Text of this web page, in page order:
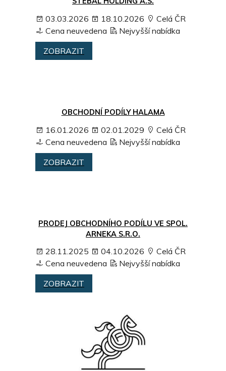
03.03.2026 18.10.2026
Celá ČR
Cena neuvedena
Nejvyšší nabídka
ZOBRAZIT
OBCHODNÍ PODÍLY HALAMA
16.01.2026 02.01.2029
Celá ČR
Cena neuvedena
Nejvyšší nabídka
ZOBRAZIT
PRODEJ OBCHODNÍHO PODÍLU VE SPOL.
ARNEKA S.R.O.
28.11.2025 04.10.2026
Celá ČR
Cena neuvedena
Nejvyšší nabídka
ZOBRAZIT